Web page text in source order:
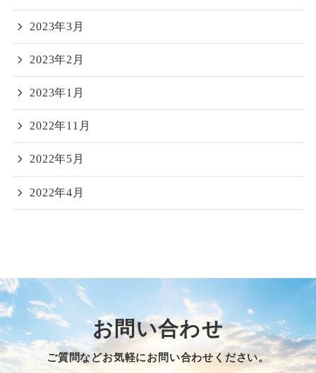
2023年3月
2023年2月
2023年1月
2022年11月
2022年5月
2022年4月
お問い合わせ
ご質問などお気軽にお問い合わせください。